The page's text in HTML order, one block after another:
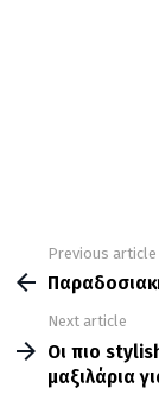
more
Previous article
Next article
Οι πιο
μαξιλάρια